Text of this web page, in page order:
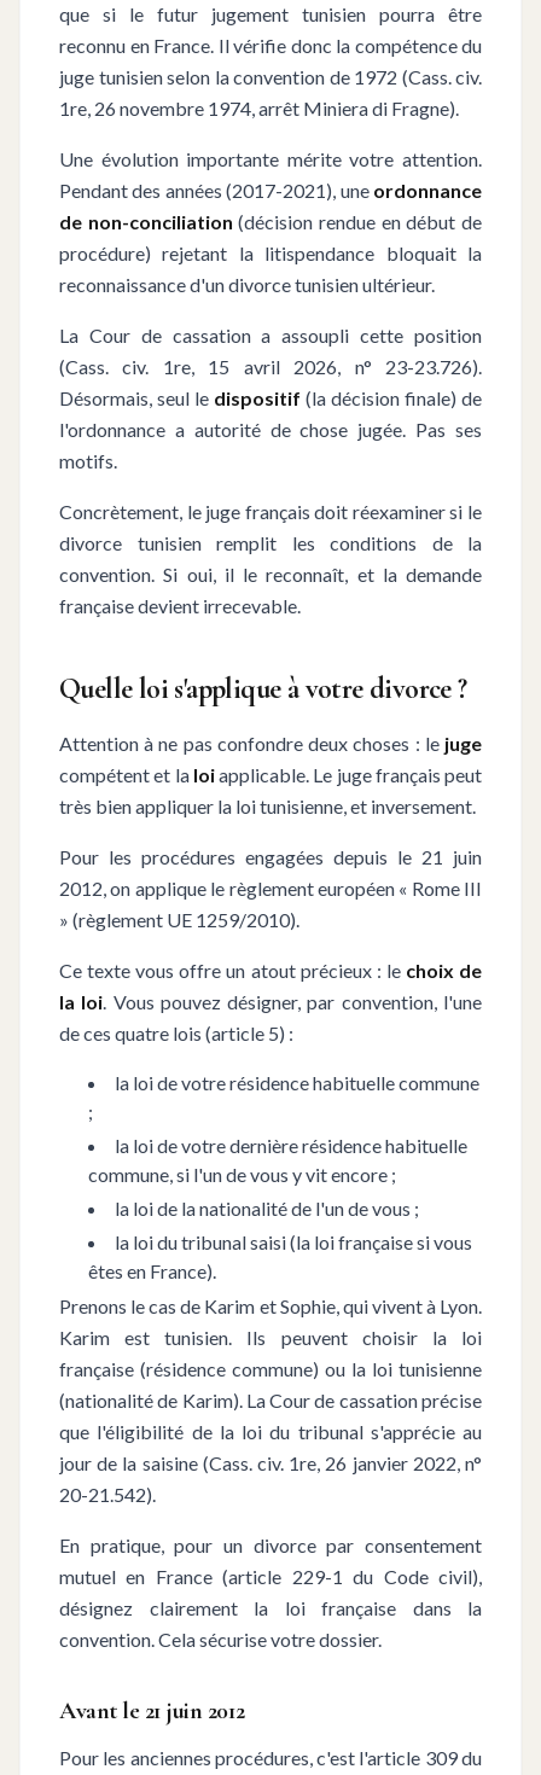
que si le futur jugement tunisien pourra être
reconnu en France. Il vérifie donc la compétence du
juge tunisien selon la convention de 1972 (Cass. civ.
1re, 26 novembre 1974, arrêt Miniera di Fragne).
Une évolution importante mérite votre attention.
Pendant des années (2017-2021), une ordonnance
de non-conciliation (décision rendue en début de
procédure) rejetant la litispendance bloquait la
reconnaissance d'un divorce tunisien ultérieur.
La Cour de cassation a assoupli cette position
(Cass. civ. 1re, 15 avril 2026, n° 23-23.726).
Désormais, seul le dispositif (la décision finale) de
l'ordonnance a autorité de chose jugée. Pas ses
motifs.
Concrètement, le juge français doit réexaminer si le
divorce tunisien remplit les conditions de la
convention. Si oui, il le reconnaît, et la demande
française devient irrecevable.
Quelle loi s'applique à votre divorce ?
Attention à ne pas confondre deux choses : le juge
compétent et la loiapplicable. Le juge français peut
très bien appliquer la loi tunisienne, et inversement.
Pour les procédures engagées depuis le 21 juin
2012, on applique le règlement européen « Rome III
» (règlement UE 1259/2010).
Ce texte vous offre un atout précieux : le choix de
la loi. Vous pouvez désigner, par convention, l'une
de ces quatre lois (article 5) :
la loi de votre résidence habituelle commune
;
la loi de votre dernière résidence habituelle
commune, si l'un de vous y vit encore ;
la loi de la nationalité de l'un de vous ;
la loi du tribunal saisi (la loi française si vous
êtes en France).
Prenons le cas de Karim et Sophie, qui vivent à Lyon.
Karim est tunisien. Ils peuvent choisir la loi
française (résidence commune) ou la loi tunisienne
(nationalité de Karim). La Cour de cassation précise
que l'éligibilité de la loi du tribunal s'apprécie au
jour de la saisine (Cass. civ. 1re, 26 janvier 2022, n°
20-21.542).
En pratique, pour un divorce par consentement
mutuel en France (article 229-1 du Code civil),
désignez clairement la loi française dans la
convention. Cela sécurise votre dossier.
Avant le 21 juin 2012
Pour les anciennes procédures, c'est l'article 309 du